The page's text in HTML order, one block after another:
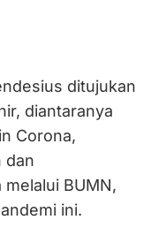
ditujukan
diantaranya
Corona,
dan
BUMN,
ini.